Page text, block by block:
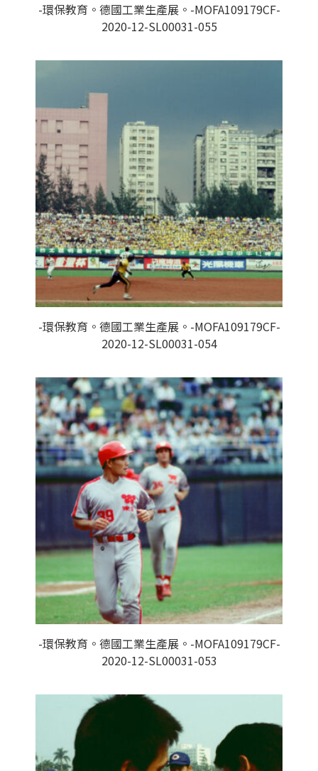
-環保教育。德國工業生產展。-MOFA109179CF-
2020-12-SL00031-055
-環保教育。德國工業生產展。-MOFA109179CF-
2020-12-SL00031-054
-環保教育。德國工業生產展。-MOFA109179CF-
2020-12-SL00031-053